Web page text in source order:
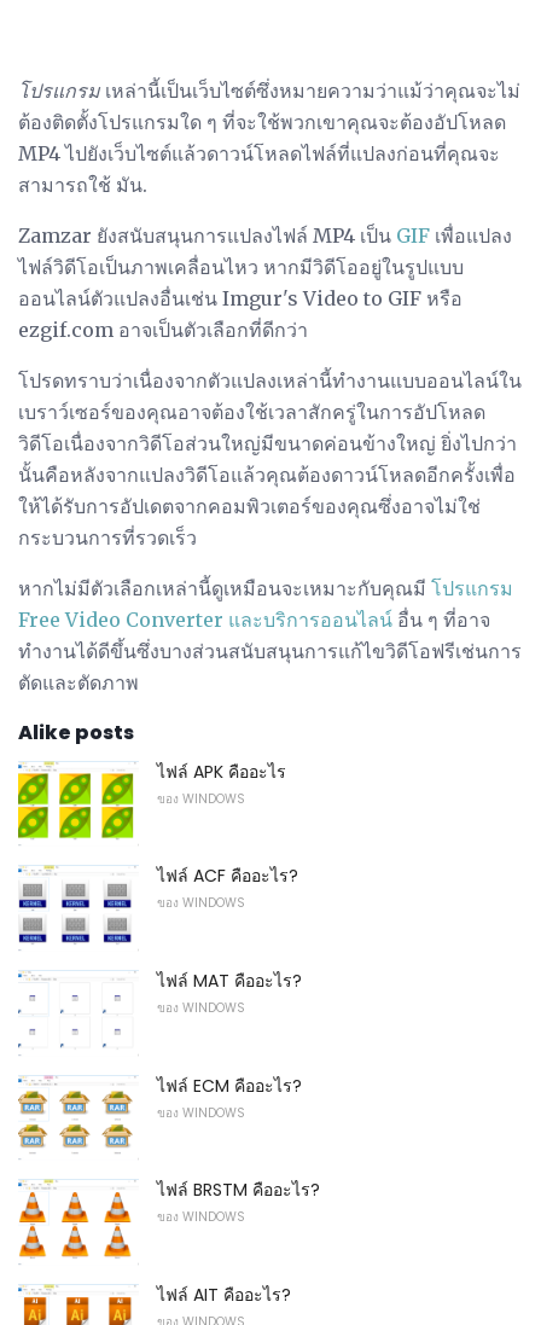
โปรแกรม เหล่านี้เป็นเว็บไซต์ซึ่งหมายความว่าแม้ว่าคุณจะไม่
ต้องติดตั้งโปรแกรมใด ๆ ที่จะใช้พวกเขาคุณจะต้องอัปโหลด
MP4 ไปยังเว็บไซต์แล้วดาวน์โหลดไฟล์ที่แปลงก่อนที่คุณจะ
สามารถใช้ มัน.
Zamzar ยังสนับสนุนการแปลงไฟล์ MP4 เป็น GIF เพื่อแปลง
ไฟล์วิดีโอเป็นภาพเคลื่อนไหว หากมีวิดีโออยู่ในรูปแบบ
ออนไลน์ตัวแปลงอื่นเช่น Imgur's Video to GIF หรือ
ezgif.com อาจเป็นตัวเลือกที่ดีกว่า
โปรดทราบว่าเนื่องจากตัวแปลงเหล่านี้ทำงานแบบออนไลน์ใน
เบราว์เซอร์ของคุณอาจต้องใช้เวลาสักครู่ในการอัปโหลด
วิดีโอเนื่องจากวิดีโอส่วนใหญ่มีขนาดค่อนข้างใหญ่ ยิ่งไปกว่า
นั้นคือหลังจากแปลงวิดีโอแล้วคุณต้องดาวน์โหลดอีกครั้งเพื่อ
ให้ได้รับการอัปเดตจากคอมพิวเตอร์ของคุณซึ่งอาจไม่ใช่
กระบวนการที่รวดเร็ว
หากไม่มีตัวเลือกเหล่านี้ดูเหมือนจะเหมาะกับคุณมี โปรแกรม
Free Video Converter และบริการออนไลน์ อื่น ๆ ที่อาจ
ทำงานได้ดีขึ้นซึ่งบางส่วนสนับสนุนการแก้ไขวิดีโอฟรีเช่นการ
ตัดและตัดภาพ
Alike posts
ไฟล์ APK คืออะไร
ของ WINDOWS
ไฟล์ ACF คืออะไร?
ของ WINDOWS
ไฟล์ MAT คืออะไร?
ของ WINDOWS
ไฟล์ ECM คืออะไร?
ของ WINDOWS
ไฟล์ BRSTM คืออะไร?
ของ WINDOWS
ไฟล์ AIT คืออะไร?